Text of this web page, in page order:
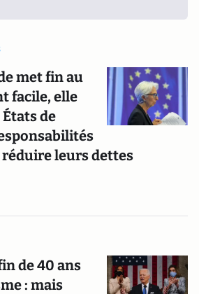
met fin au
facile, elle
de
leurs dettes
de 40 ans
: mais